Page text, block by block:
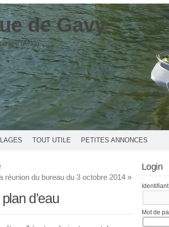
de Gavy
(ANG)
TOUT UTILE PETITES ANNONCES
réunion du bureau du 3 octobre 2014 »
d’eau
Login
Identifiant
Mot de